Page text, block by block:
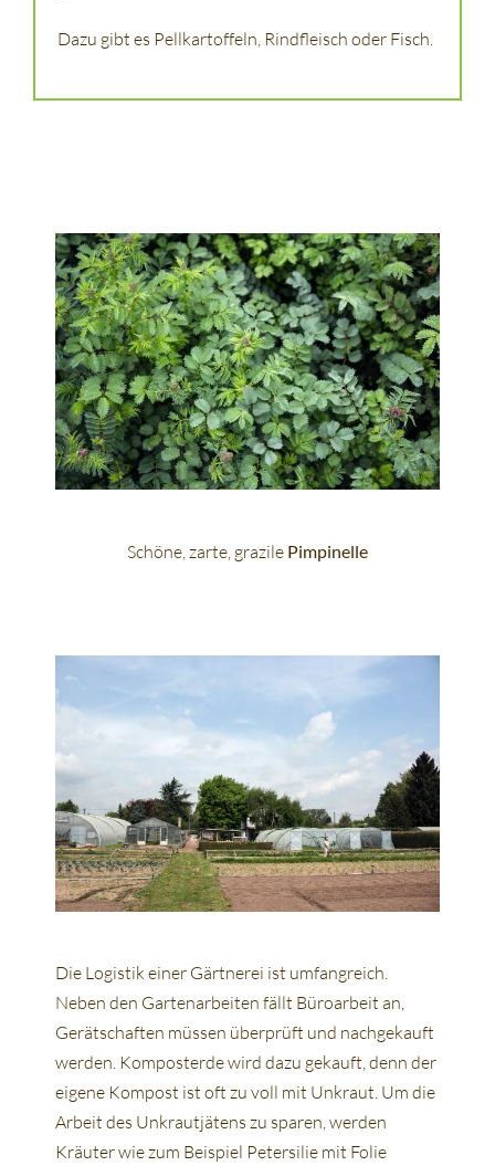
Dazu gibt es Pellkartoffeln, Rindfleisch oder Fisch.
Schöne, zarte, grazile Pimpinelle
Die Logistik einer Gärtnerei ist umfangreich.
Neben den Gartenarbeiten fällt Büroarbeit an,
Gerätschaften müssen überprüft und nachgekauft
werden. Komposterde wird dazu gekauft, denn der
eigene Kompost ist oft zu voll mit Unkraut. Um die
Arbeit des Unkrautjätens zu sparen, werden
Kräuter wie zum Beispiel Petersilie mit Folie